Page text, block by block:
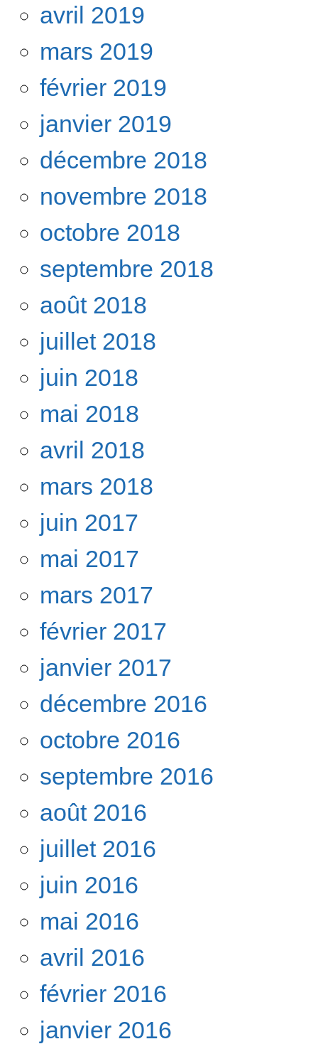
avril 2019
mars 2019
février 2019
janvier 2019
décembre 2018
novembre 2018
octobre 2018
septembre 2018
août 2018
juillet 2018
juin 2018
mai 2018
avril 2018
mars 2018
juin 2017
mai 2017
mars 2017
février 2017
janvier 2017
décembre 2016
octobre 2016
septembre 2016
août 2016
juillet 2016
juin 2016
mai 2016
avril 2016
février 2016
janvier 2016